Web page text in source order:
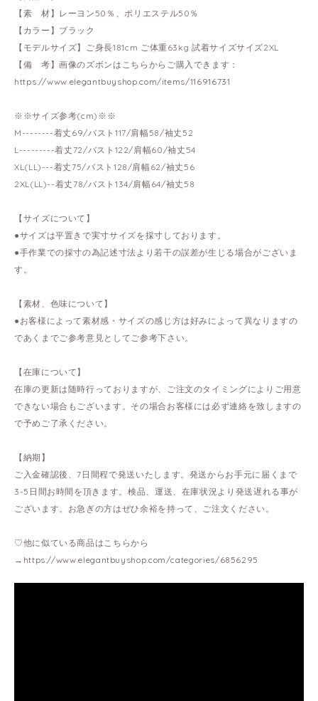
【素 材】レーヨン50％、ポリエステル50％
【カラー】ブラック
【モデルサイズ】ご身長181cm ご体重63kg 試着サイズサイズ2XL
【備 考】画像のズボンはこちらからご購入できます：
https://www.elegantbuyshop.com/items/116916731
※※サイズ参考(cm)※※
M--------着丈69/バスト117/肩幅58/袖丈52
L---------着丈72/バスト122/肩幅60/袖丈54
XL(LL)---着丈75/バスト128/肩幅62/袖丈56
2XL(LL)--着丈78/バスト134/肩幅64/袖丈58
【サイズについて】
●サイズは平置きで実寸サイズを採寸しております。
●手作業での採寸の為記述寸法より若干の誤差が生じる場合がございま
す。
【素材、色味について】
●お客様によって素材感・サイズの感じ方は好みによって異なりますの
であくまでご参考意見としてご参考下さい。
【在庫について】
在庫の更新は随時行っておりますが、ご注文のタイミングによりご用意
できない場合もございます。その場合お客様には必ず連絡を致しますの
で予めご了承ください。
【納期】
ご入金確認後、7日間程で発送いたします。発送からお手元に届くまで
3-5日間お時間を頂きます。検品、運送、在庫状況より発送遅れる事が
ございます。お急ぎの方はぜひ余裕を持って、ご注文ください。
♡他に似ている商品はこちらから
→ https://www.elegantbuyshop.com/categories/6856295